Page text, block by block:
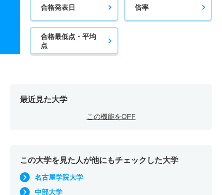
合格発表日 倍率
合格最低点・平均
点
最近見た大学
この機能をOFF
この大学を見た人が他にもチェックした大学
名古屋学院大学
中部大学